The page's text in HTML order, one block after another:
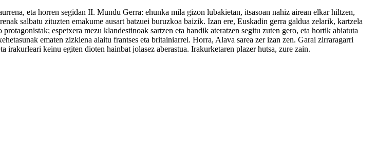
eta horren segidan II. Mundu Gerra: ehunka mila gizon lubakietan, itsasoan nahiz airean elkar hiltzen,
salbatu zituzten emakume ausart batzuei buruzkoa baizik. Izan ere, Euskadin gerra galdua zelarik, kartzela
espetxera mezu klandestinoak sartzen eta handik ateratzen segitu zuten gero, eta hortik abiatuta
ematen zizkiena alaitu frantses eta britainiarrei. Horra, Alava sarea zer izan zen. Garai zirraragarri
keinu egiten dioten hainbat jolasez aberastua. Irakurketaren plazer hutsa, zure zain.